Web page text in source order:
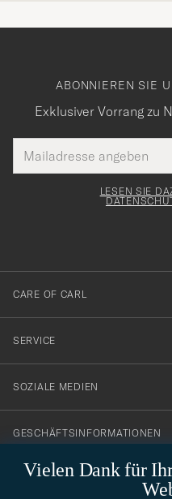
Vielen Dank für
ABONNIEREN SIE
Exklusiver Vorrang zu
Mail
Adresse
Tack
för
dig
till
vårt
nyhetsbrev!
LESEN SIE
CARE OF CARL
SERVICE
SOZIALE MEDIEN
GESCHÄFTSINFORMATIONEN